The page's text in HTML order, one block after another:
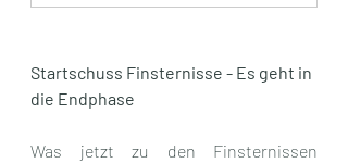
Startschuss Finsternisse - Es geht in
die Endphase
Was jetzt zu den Finsternissen